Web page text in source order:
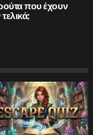
που έχουν